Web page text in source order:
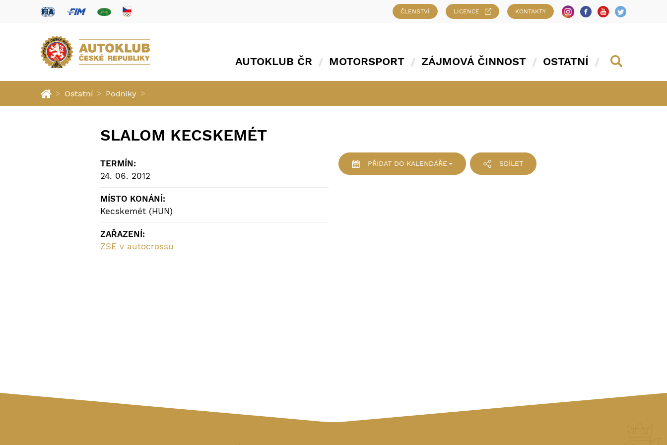
ČLENSTVÍ LICENCE KONTAKTY
AUTOKLUB ČR MOTORSPORT ZÁJMOVÁ ČINNOST OSTATNÍ
> Ostatní > Podniky >
SLALOM KECSKEMÉT
TERMÍN:
24. 06. 2012
MÍSTO KONÁNÍ:
Kecskemét (HUN)
ZAŘAZENÍ:
ZSE v autocrossu
PŘIDATDO KALENDÁŘE SDÍLET